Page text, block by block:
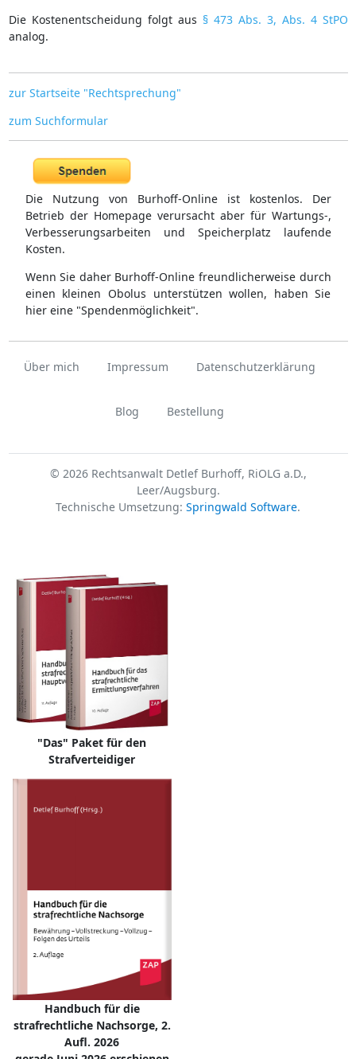
Die Kostenentscheidung folgt aus § 473 Abs. 3, Abs. 4 StPO
analog.
zur Startseite "Rechtsprechung"
zum Suchformular
Die Nutzung von Burhoff-Online ist kostenlos. Der
Betrieb der Homepage verursacht aber für Wartungs-,
Verbesserungsarbeiten und Speicherplatz laufende
Kosten.
Wenn Sie daher Burhoff-Online freundlicherweise durch
einen kleinen Obolus unterstützen wollen, haben Sie
hier eine "Spendenmöglichkeit".
Über mich Impressum Datenschutzerklärung
Blog Bestellung
© 2026 Rechtsanwalt Detlef Burhoff, RiOLG a.D.,
Leer/Augsburg.
Technische Umsetzung: Springwald Software.
"Das" Paket für den
Strafverteidiger
Handbuch für die
strafrechtliche Nachsorge, 2.
Aufl. 2026